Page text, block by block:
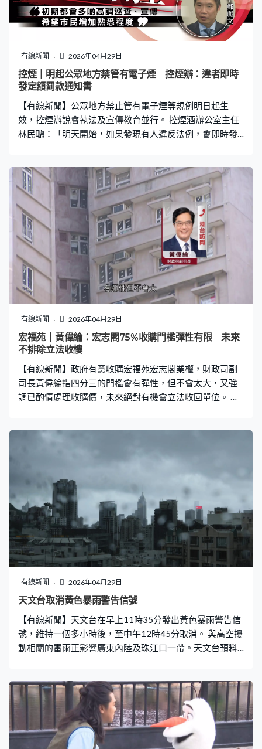
有線新聞 2026年04月29日
控煙｜明起公眾地方禁管有電子煙 控煙辦：違者即時
發定額罰款通知書
【有線新聞】公眾地方禁止管有電子煙等規例明日起生
效，控煙辦說會執法及宣傳教育並行。 控煙酒辦公室主任
林民聰：「明天開始，如果發現有人違反法例，會即時發
嚇力，同時希望令市民對新法例熟悉程度增加。希望透過
這些措施和宣傳市民會配合，一起建造健康社會。」
有線新聞 2026年04月29日
宏福苑｜黃偉綸：宏志閣75%收購門檻彈性有限 未來
不排除立法收樓
【有線新聞】政府有意收購宏福苑宏志閣業權，財政司副
司長黃偉綸指四分三的門檻會有彈性，但不會太大，又強
調已酌情處理收購價，未來絕對有機會立法收回單位。 宏
業主初步表達希望政府收購，強調收購業權需高度共識，
再劃低些，74%或73%，這點沒有分別。如果有業主朋友
趕回來簽署，不在香港但飛機延誤了，是否真的差一個都
不可以考慮呢？我不會說得這麼絕情，但我會說如果有彈
性都會個別看，有彈性但不會大。」 如果業主不接受方
案，當局不排除下階段以立法手段收回單位。黃偉綸形容
機會絕對存在，但與社會及立法會討論需時，亦可能會受
司法覆核挑戰，估計最快要下年才進行，不想過早揣測補
償會否與收購價有分別。黃偉綸：「因為那是另一個系
統，我們不是說買賣，我們是說補償。如果今天我們跟他
收購，價錢是遠高於宏福苑受災前價錢，目前來說我們的
收購價『情』的成份很高，符合基本法的補償，未必再有
所謂『情』的成份這麼重。」 對於有居民要求
有線新聞 2026年04月29日
天文台取消黃色暴雨警告信號
【有線新聞】天文台在早上11時35分發出黃色暴雨警告信
號，維持一個多小時後，至中午12時45分取消。 與高空擾
動相關的雷雨正影響廣東內陸及珠江口一帶。天文台預料
大。 此外，位於廣東北部的冷鋒正逐漸向南移動，預料會
在下午稍後橫過沿岸地區，本港漸轉吹和緩至清勁偏北
風，市區氣溫下降至午夜最低約21度，新界再低一兩度。
預料未來一兩日氣溫稍為下降，同時隨著高空擾動遠離，
該區驟雨減少。 而一道低壓槽會在周末至下周初影響華